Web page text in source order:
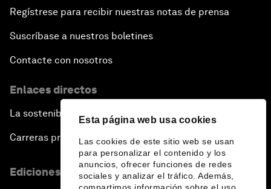
Esta página web usa cookies
Las cookies de este sitio web se usan
para personalizar el contenido y los
anuncios, ofrecer funciones de redes
sociales y analizar el tráfico. Además,
Regístrese para recibir nuestras notas de prensa
Suscríbase a nuestros boletines
Contacte con nosotros
Enlaces directos
La sostenibilidad en el Foro
Carreras profesionales
Ediciones en otros idiomas